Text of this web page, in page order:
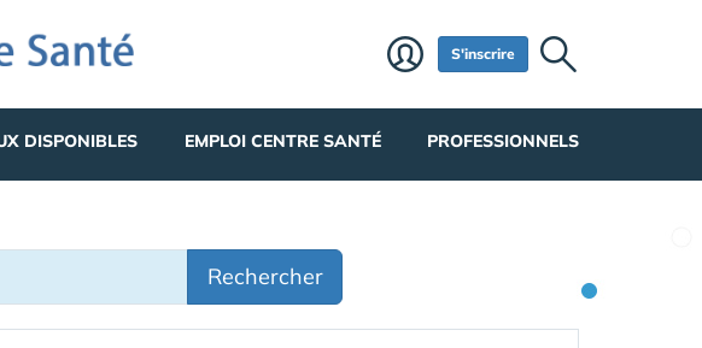
S'inscrire
DISPONIBLES EMPLOI CENTRE SANTÉ PROFESSIONNELS
Rechercher